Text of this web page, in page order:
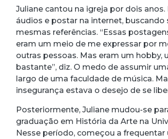
Juliane cantou na igreja por dois
áudios e postar na internet,
mesmas referências. “Essas
eram um meio de me expressar por
outras pessoas. Mas eram um hobby,
bastante”, diz. O medo de assumir
largo de uma faculdade de música.
insegurança estava o desejo de se
Posteriormente, Juliane mudou-se
graduação em História da Arte na
Nesse período, começou a